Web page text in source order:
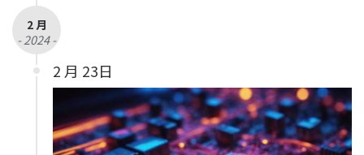
2 月
- 2024 -
2 月 23日